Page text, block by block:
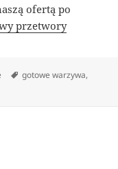
ofertą po
przetwory
Tagi
gotowe warzywa,